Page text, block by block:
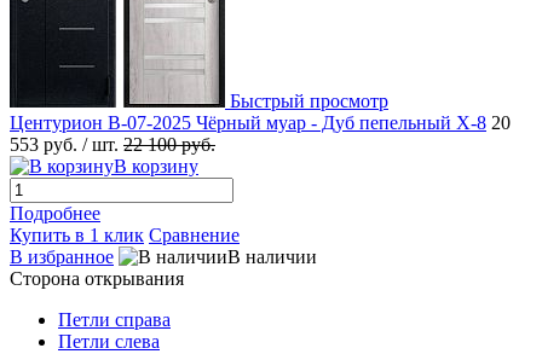
Быстрый просмотр
Центурион В-07-2025 Чёрный муар - Дуб пепельный X-8 20
553 руб. / шт. 22 100 руб.
В корзину
Подробнее
Купить в 1 клик Сравнение
В избранное
В наличии
Сторона открывания
Петли справа
Петли слева